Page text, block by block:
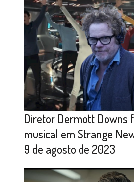
Diretor Dermott Downs
musical em Strange
9 de agosto de 2023